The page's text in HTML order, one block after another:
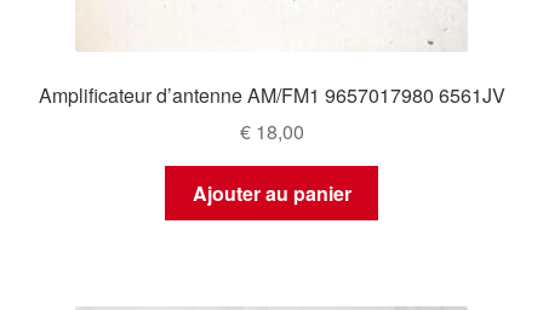
Amplificateur d’antenne AM/FM1 9657017980 6561JV
€18,00
Ajouter au panier